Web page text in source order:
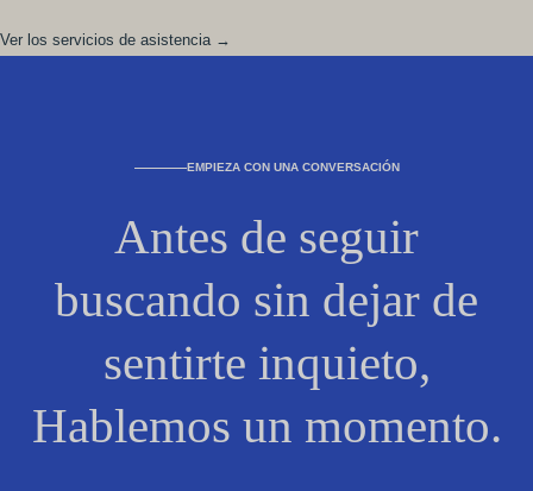
Ver los servicios de asistencia →
EMPIEZA CON UNA CONVERSACIÓN
Antes de seguir
buscando sin dejar de
sentirte inquieto,
Hablemos un momento.